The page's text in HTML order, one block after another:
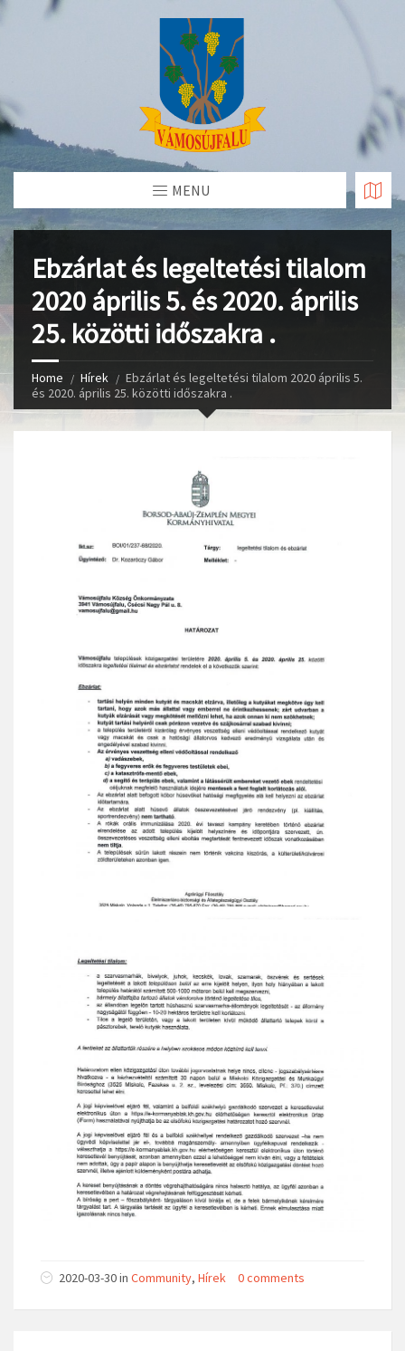
Skip
MENU
Ebzárlat és legeltetési tilalom
2020 április 5. és 2020. április
25. közötti időszakra .
Home Hírek
Ebzárlat és legeltetési tilalom 2020 április 5.
és 2020. április 25. közötti időszakra .
2020-03-30 in Community, Hírek 0 comments